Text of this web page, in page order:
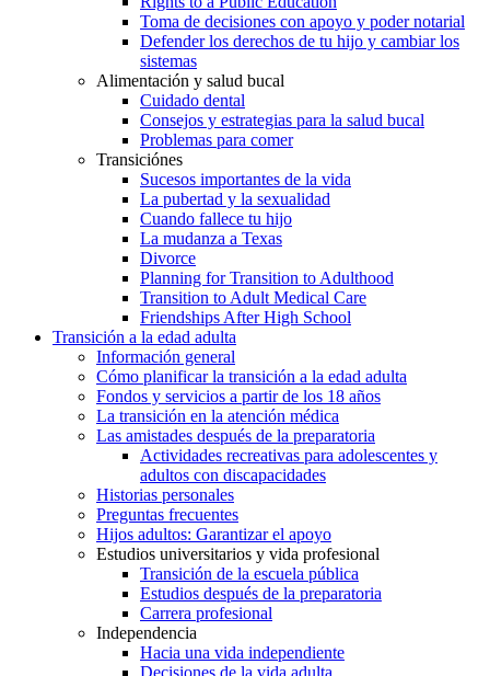
Toma de decisiones con apoyo y poder notarial
Defender los derechos de tu hijo y cambiar los
sistemas
Alimentación y salud bucal
Cuidado dental
Consejos y estrategias para la salud bucal
Problemas para comer
Transiciónes
Sucesos importantes de la vida
La pubertad y la sexualidad
Cuando fallece tu hijo
La mudanza a Texas
Divorce
Planning for Transition to Adulthood
Transition to Adult Medical Care
Friendships After High School
Transición a la edad adulta
Información general
Cómo planificar la transición a la edad adulta
Fondos y servicios a partir de los 18 años
La transición en la atención médica
Las amistades después de la preparatoria
Actividades recreativas para adolescentes y
adultos con discapacidades
Historias personales
Preguntas frecuentes
Hijos adultos: Garantizar el apoyo
Estudios universitarios y vida profesional
Transición de la escuela pública
Estudios después de la preparatoria
Carrera profesional
Independencia
Hacia una vida independiente
Decisiones de la vida adulta